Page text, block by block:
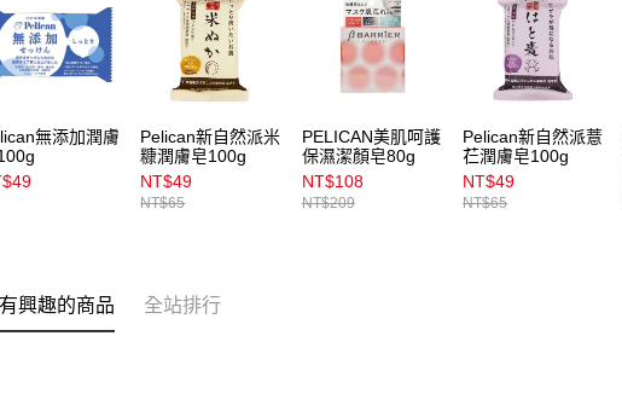
無添加潤膚
Pelican新自然派米
糠潤膚皂100g
NT$49
NT$65
PELICAN美肌呵護
保濕潔顏皂80g
NT$108
NT$209
Pelican新自然派薏
芢潤膚皂100g
NT$49
NT$65
興趣的商品 全站排行